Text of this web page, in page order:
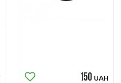
150 UAH